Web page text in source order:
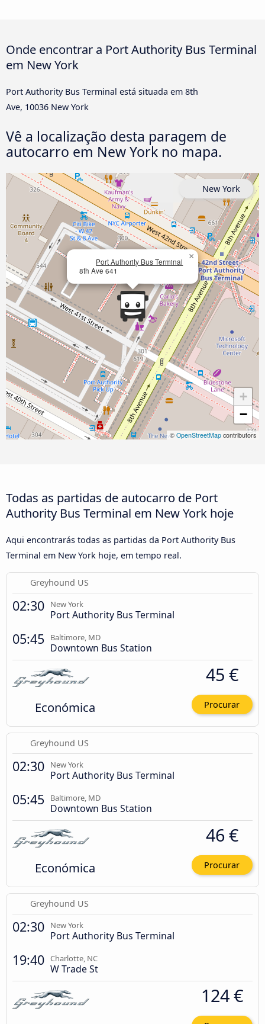
Onde encontrar a Port Authority Bus Terminal
em New York
Port Authority Bus Terminal está situada em 8th
Ave, 10036 New York
Vê a localização desta paragem de
autocarro em New York no mapa.
Port Authority Bus Terminal
8th Ave 641
×
+
−
© OpenStreetMap contributors
New York
Todas as partidas de autocarro de Port
Authority Bus Terminal em New York hoje
Aqui encontrarás todas as partidas da Port Authority Bus
Terminal em New York hoje, em tempo real.
Greyhound US
02:30 New York
Port Authority Bus Terminal
05:45 Baltimore, MD
Downtown Bus Station
Económica
45 €
Procurar
Greyhound US
02:30 New York
Port Authority Bus Terminal
05:45 Baltimore, MD
Downtown Bus Station
Económica
46 €
Procurar
Greyhound US
02:30 New York
Port Authority Bus Terminal
19:40 Charlotte, NC
W Trade St
124 €